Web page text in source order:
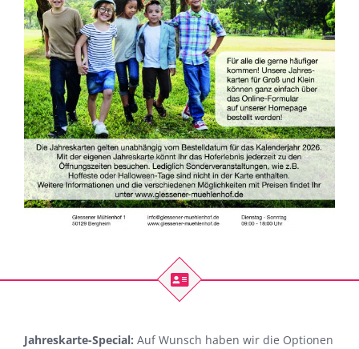
Jahreskarte-Special: Auf Wunsch haben wir die Optionen